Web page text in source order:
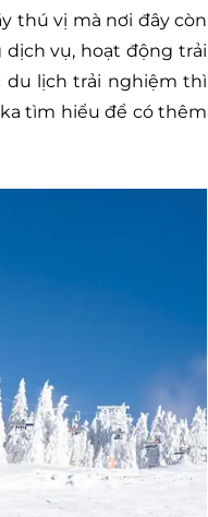
thú vị mà nơi đây còn
vụ, hoạt động trải
du lịch trải nghiệm thì
tìm hiểu để có thêm